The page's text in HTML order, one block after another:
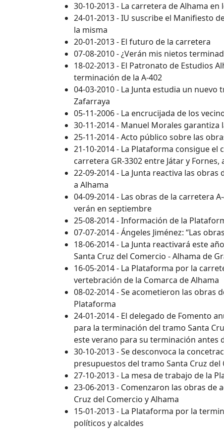
30-10-2013 - La carretera de Alhama
24-01-2013 - IU suscribe el Manifiesto
la misma
20-01-2013 - El futuro de la carretera
07-08-2010 - ¿Verán mis nietos
18-02-2013 - El Patronato de Estudios
terminación de la A-402
04-03-2010 - La Junta estudia un
Zafarraya
05-11-2006 - La encrucijada de los
30-11-2014 - Manuel Morales garantiza
25-11-2014 - Acto público sobre las
21-10-2014 - La Plataforma consigue
carretera GR-3302 entre Játar y
22-09-2014 - La Junta reactiva las
a Alhama
04-09-2014 - Las obras de la carretera
verán en septiembre
25-08-2014 - Información de la
07-07-2014 - Ángeles Jiménez: “Las
18-06-2014 - La Junta reactivará este
Santa Cruz del Comercio - Alhama de
16-05-2014 - La Plataforma por la
vertebración de la Comarca de Alhama
08-02-2014 - Se acometieron las obras
Plataforma
24-01-2014 - El delegado de Fomento
para la terminación del tramo Santa
este verano para su terminación antes
30-10-2013 - Se desconvoca la
presupuestos del tramo Santa Cruz del
27-10-2013 - La mesa de trabajo de la
23-06-2013 - Comenzaron las obras
Cruz del Comercio y Alhama
15-01-2013 - La Plataforma por la
políticos y alcaldes